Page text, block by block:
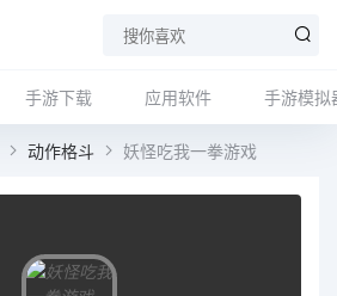
手游下载 应用软件 手游模拟
动作格斗 妖怪吃我一拳游戏